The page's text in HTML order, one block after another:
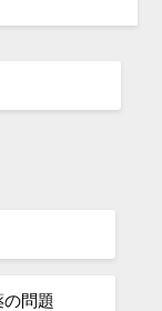
問題